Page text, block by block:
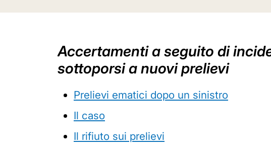
Accertamenti a seguito di
sottoporsi a nuovi prelievi
Prelievi ematici dopo un sinistro
Il caso
Il rifiuto sui prelievi